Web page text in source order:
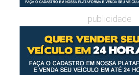
publicidade